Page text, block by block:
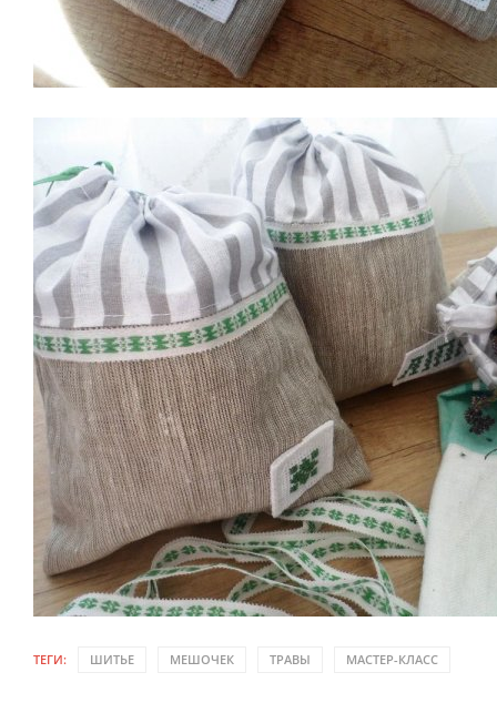
ТЕГИ: ШИТЬЕ МЕШОЧЕК ТРАВЫ МАСТЕР-КЛАСС